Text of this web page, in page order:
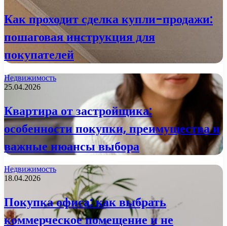
Как проходит сделка купли-продажи:
пошаговая инструкция для
покупателей
Недвижимость
25.04.2026
Квартира от застройщика:
особенности покупки, преимущества и
важные нюансы выбора
Недвижимость
18.04.2026
Покупка офиса: как выбрать
коммерческое помещение и не